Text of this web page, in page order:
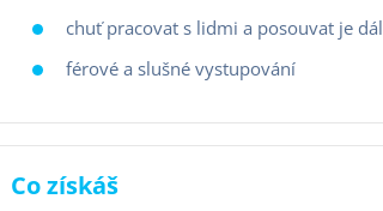
chuť pracovat s lidmi a posouvat je dál
férové a slušné vystupování
Co získáš